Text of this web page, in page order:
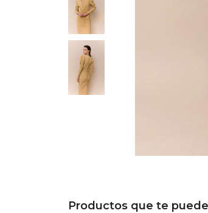
Productos que te